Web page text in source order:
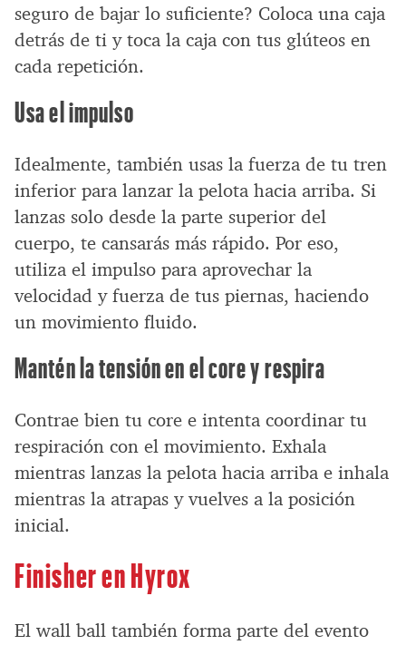
seguro de bajar lo suficiente? Coloca una caja
detrás de ti y toca la caja con tus glúteos en
cada repetición.
Usa el impulso
Idealmente, también usas la fuerza de tu tren
inferior para lanzar la pelota hacia arriba. Si
lanzas solo desde la parte superior del
cuerpo, te cansarás más rápido. Por eso,
utiliza el impulso para aprovechar la
velocidad y fuerza de tus piernas, haciendo
un movimiento fluido.
Mantén la tensión en el core y respira
Contrae bien tu core e intenta coordinar tu
respiración con el movimiento. Exhala
mientras lanzas la pelota hacia arriba e inhala
mientras la atrapas y vuelves a la posición
inicial.
Finisher en Hyrox
El wall ball también forma parte del evento